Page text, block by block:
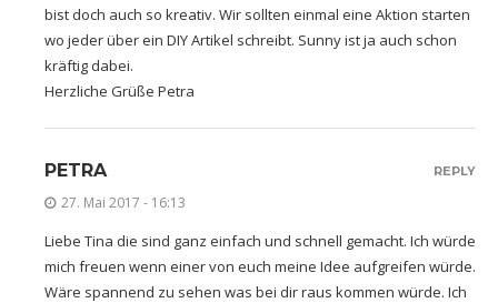
bist doch auch so kreativ. Wir sollten einmal eine Aktion starten
wo jeder über ein DIY Artikel schreibt. Sunny ist ja auch schon
kräftig dabei.
Herzliche Grüße Petra
PETRA
27. Mai 2017 - 16:13
Liebe Tina die sind ganz einfach und schnell gemacht. Ich würde
mich freuen wenn einer von euch meine Idee aufgreifen würde.
Wäre spannend zu sehen was bei dir raus kommen würde. Ich
REPLY